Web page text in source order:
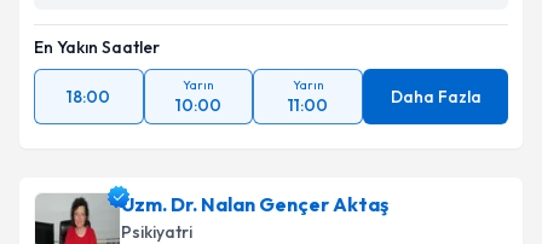
En Yakın Saatler
18:00
Yarın
10:00
Yarın
11:00 Daha Fazla
Uzm. Dr. Nalan Gençer Aktaş
Psikiyatri